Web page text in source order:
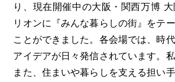
り、現在開催中の大阪・関西万博
リオンに『みんな暮らしの街』をテ
ことができました。各会場では、時
アイデアが日々発信されています。
また、住まいや暮らしを支える担い